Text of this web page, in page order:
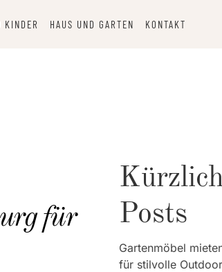
KINDER HAUS UND GARTEN KONTAKT
für
Posts
Gartenmöbel
für stilvolle